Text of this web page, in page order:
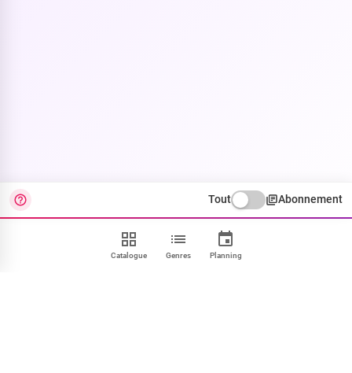
Catalogue Genres Planning
Tout Abonnement